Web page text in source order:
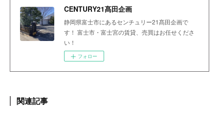
CENTURY21髙田企画
静岡県富士市にあるセンチュリー21髙田企画で
す！ 富士市・富士宮の賃貸、売買はお任せくださ
い！
フォロー
関連記事